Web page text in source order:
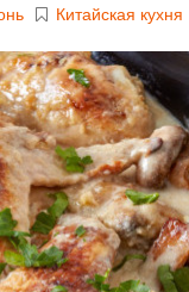
Китайская кухня